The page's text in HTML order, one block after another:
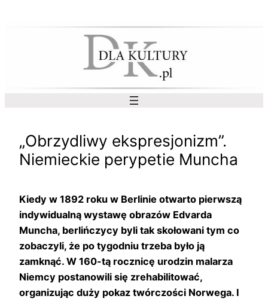
„Obrzydliwy ekspresjonizm”.
Niemieckie perypetie Muncha
Kiedy w 1892 roku w Berlinie otwarto pierwszą
indywidualną wystawę obrazów Edvarda
Muncha, berlińczycy byli tak skołowani tym co
zobaczyli, że po tygodniu trzeba było ją
zamknąć. W 160-tą rocznicę urodzin malarza
Niemcy postanowili się zrehabilitować,
organizując duży pokaz twórczości Norwega. I